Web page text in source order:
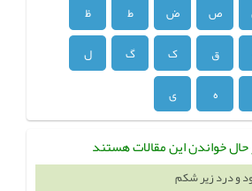
ص ض ط
ظ
ق ک گ
ل
ه ی
حال خواندن این مقالات هستند